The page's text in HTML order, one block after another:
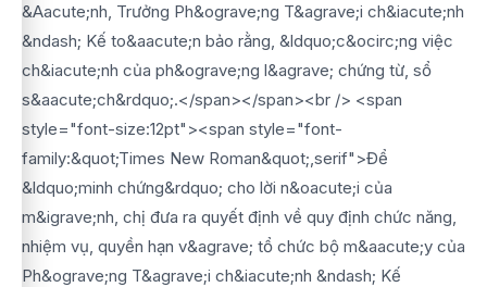
&Aacute;nh, Trưởng Ph&ograve;ng T&agrave;i ch&iacute;nh
&ndash; Kế to&aacute;n bảo rằng, &ldquo;c&ocirc;ng việc
ch&iacute;nh của ph&ograve;ng l&agrave; chứng từ, sổ
s&aacute;ch&rdquo;.</span></span><br /> <span
style="font-size:12pt"><span style="font-
family:&quot;Times New Roman&quot;,serif">Để
&ldquo;minh chứng&rdquo; cho lời n&oacute;i của
m&igrave;nh, chị đưa ra quyết định về quy định chức năng,
nhiệm vụ, quyền hạn v&agrave; tổ chức bộ m&aacute;y của
Ph&ograve;ng T&agrave;i ch&iacute;nh &ndash; Kế